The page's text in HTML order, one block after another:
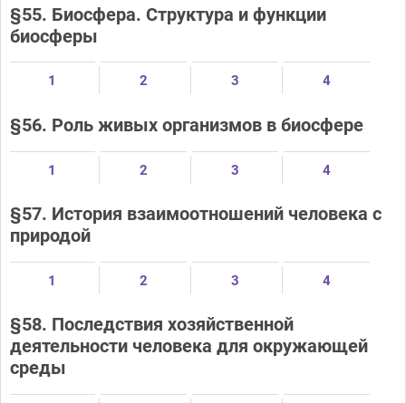
§55. Биосфера. Структура и функции
биосферы
1 2 3 4
§56. Роль живых организмов в биосфере
1 2 3 4
§57. История взаимоотношений человека с
природой
1 2 3 4
§58. Последствия хозяйственной
деятельности человека для окружающей
среды